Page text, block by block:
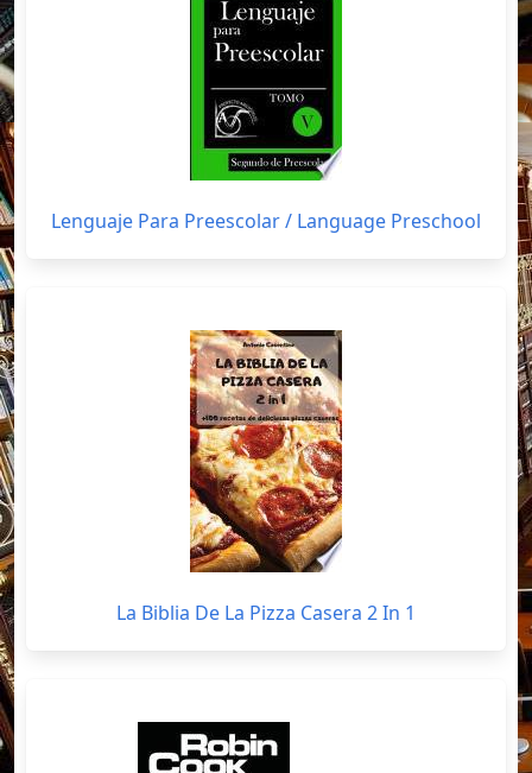
Lenguaje Para Preescolar / Language Preschool
La Biblia De La Pizza Casera 2 In 1